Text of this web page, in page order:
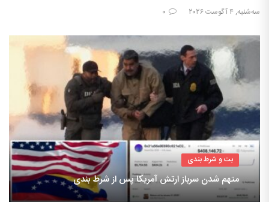
سه‌شنبه, ۴ آگوست ۲۰۲۶ ۰
بت و شرط بندی
متهم شدن سرباز ارتش آمریکا پس از شرط بندی